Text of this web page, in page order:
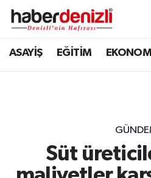
ASAYİŞ EĞİTİM EKONOMİ
Süt
Denizli Nöbetçi
Tüm Manşetler